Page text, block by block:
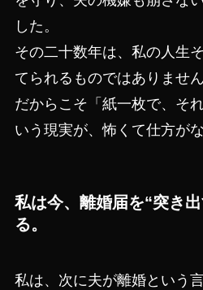
した。
その二十数年は、私の人生
てられるものではありません
だからこそ「紙一枚で、そ
いう現実が、怖くて仕方が
私は今、離婚届を“突き
る。
私は、次に夫が離婚という